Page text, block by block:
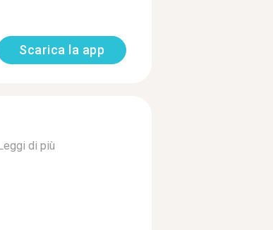
Scarica la app
di più